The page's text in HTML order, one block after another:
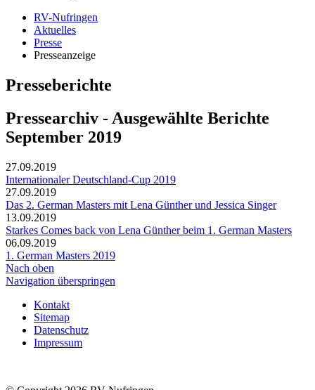
RV-Nufringen
Aktuelles
Presse
Presseanzeige
Presseberichte
Pressearchiv - Ausgewählte Berichte
September 2019
27.09.2019
Internationaler Deutschland-Cup 2019
27.09.2019
Das 2. German Masters mit Lena Günther und Jessica Singer
13.09.2019
Starkes Comes back von Lena Günther beim 1. German Masters
06.09.2019
1. German Masters 2019
Nach oben
Navigation überspringen
Kontakt
Sitemap
Datenschutz
Impressum